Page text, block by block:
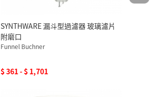
SYNTHWARE 漏斗型過濾器 玻璃濾片
附磨口
Funnel Buchner
$ 361 - $ 1,701